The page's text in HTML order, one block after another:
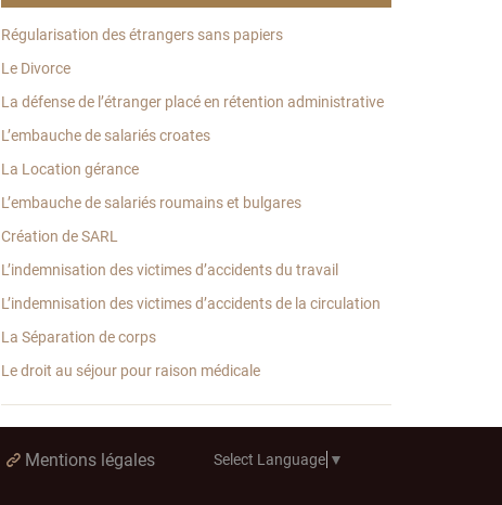
Régularisation des étrangers sans papiers
Le Divorce
La défense de l’étranger placé en rétention administrative
L’embauche de salariés croates
La Location gérance
L’embauche de salariés roumains et bulgares
Création de SARL
L’indemnisation des victimes d’accidents du travail
L’indemnisation des victimes d’accidents de la circulation
La Séparation de corps
Le droit au séjour pour raison médicale
Mentions légales Select Language ▼